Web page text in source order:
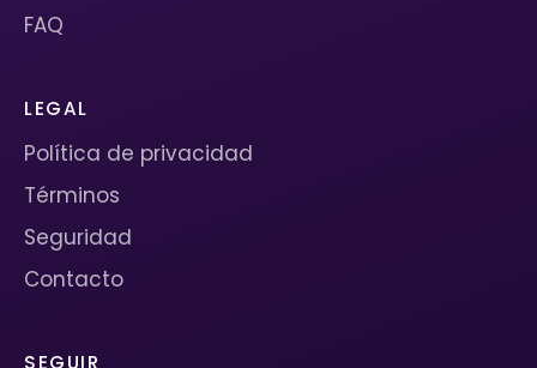
FAQ
LEGAL
Política de privacidad
Términos
Seguridad
Contacto